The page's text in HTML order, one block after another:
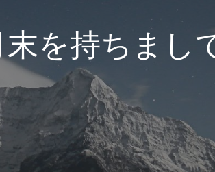
を持ちまし